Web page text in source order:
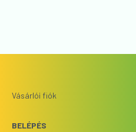
Vásárlói fiók
BELÉPÉS